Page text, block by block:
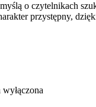
o czytelnikach
przystępny,
wyłączona